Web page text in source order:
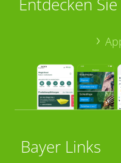
Bayer Links